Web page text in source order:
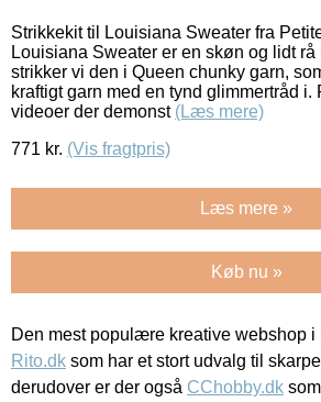
Strikkekit til Louisiana Sweater fra
Louisiana Sweater er en skøn og lidt
strikker vi den i Queen chunky garn,
kraftigt garn med en tynd glimmertråd i.
videoer der demonst (Læs mere)
771 kr. (Vis fragtpris)
Læs mere »
Køb nu »
Den mest populære kreative webshop i
Rito.dk som har et stort udvalg til
derudover er der også CChobby.dk